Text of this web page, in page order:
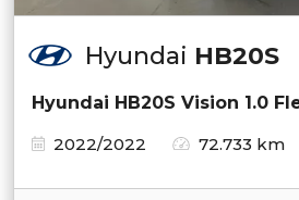
Hyundai HB20S
Hyundai HB20S Vision 1.0
2022/2022
72.733 km